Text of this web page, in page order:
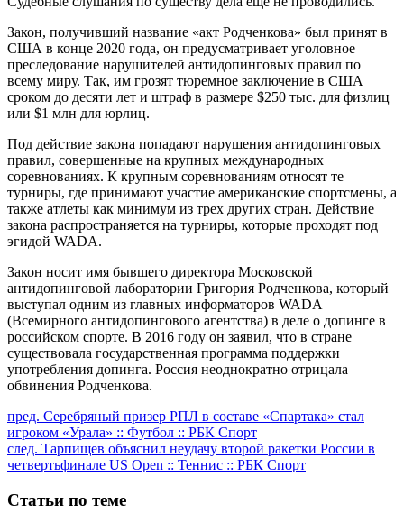
Закон, получивший название «акт Родченкова» был принят в
США в конце 2020 года, он предусматривает уголовное
преследование нарушителей антидопинговых правил по
всему миру. Так, им грозят тюремное заключение в США
сроком до десяти лет и штраф в размере $250 тыс. для физлиц
или $1 млн для юрлиц.
Под действие закона попадают нарушения антидопинговых
правил, совершенные на крупных международных
соревнованиях. К крупным соревнованиям относят те
турниры, где принимают участие американские спортсмены, а
также атлеты как минимум из трех других стран. Действие
закона распространяется на турниры, которые проходят под
эгидой WADA.
Закон носит имя бывшего директора Московской
антидопинговой лаборатории Григория Родченкова, который
выступал одним из главных информаторов WADA
(Всемирного антидопингового агентства) в деле о допинге в
российском спорте. В 2016 году он заявил, что в стране
существовала государственная программа поддержки
употребления допинга. Россия неоднократно отрицала
обвинения Родченкова.
Продолжить
чтение
пред. Серебряный призер РПЛ в составе «Спартака» стал
игроком «Урала» :: Футбол :: РБК Спорт
след. Тарпищев объяснил неудачу второй ракетки России в
четвертьфинале US Open :: Теннис :: РБК Спорт
Статьи по теме